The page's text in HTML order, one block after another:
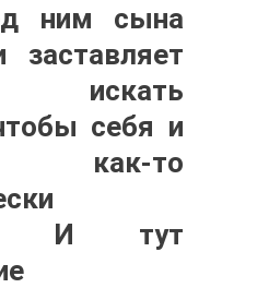
ним сына
заставляет
искать
себя и
как-то
И тут